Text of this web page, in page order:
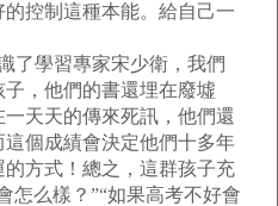
控制這種本能。給自己一
學習專家宋少衛，我們
，他們的書還埋在廢墟
天天的傳來死訊，他們還
個成績會決定他們十多年
方式！總之，這群孩子充
怎么樣？”“如果高考不好會